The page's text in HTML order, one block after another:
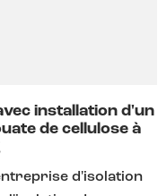
installation d'un
de cellulose à
d'isolation